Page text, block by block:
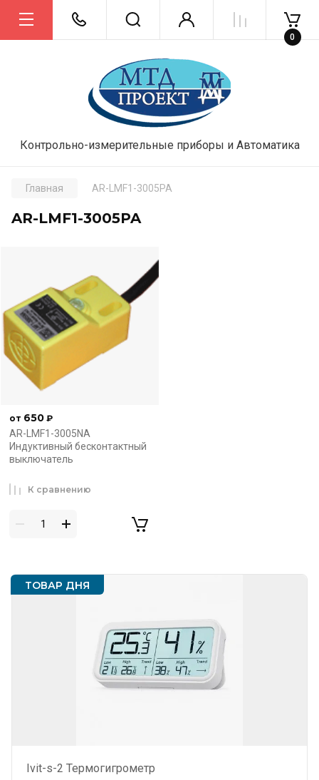
Контрольно-измерительные приборы и Автоматика
0
ТОВАР ДНЯ
Ivit-s-2 Термогигрометр
Главная AR-LMF1-3005PA
AR-LMF1-3005PA
от 650 ₽
AR-LMF1-3005NA
Индуктивный бесконтактный
выключатель
К сравнению